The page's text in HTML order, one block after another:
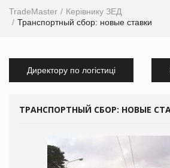
TradeMaster
Керівнику ЗЕД
Транспортный сбор: новые ставки
Директору по логістиці
ТРАНСПОРТНЫЙ СБОР: НОВЫЕ